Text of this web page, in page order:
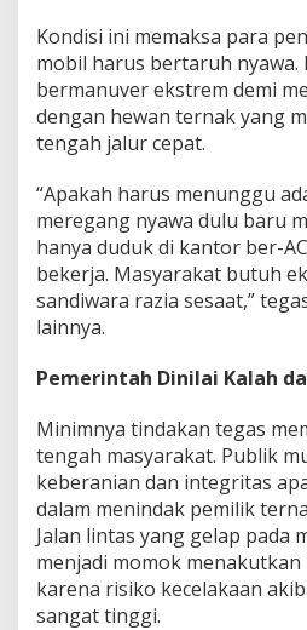
u
s
i
P
e
r
Kondisi ini memaksa para
mobil harus bertaruh nyawa.
bermanuver ekstrem demi
dengan hewan ternak yang
tengah jalur cepat.
“Apakah harus menunggu
meregang nyawa dulu baru
hanya duduk di kantor ber-
bekerja. Masyarakat butuh
sandiwara razia sesaat,”
lainnya.
Pemerintah Dinilai Kalah
Minimnya tindakan tegas
tengah masyarakat. Publik
keberanian dan integritas
dalam menindak pemilik
Jalan lintas yang gelap pada
menjadi momok
karena risiko kecelakaan
sangat tinggi.